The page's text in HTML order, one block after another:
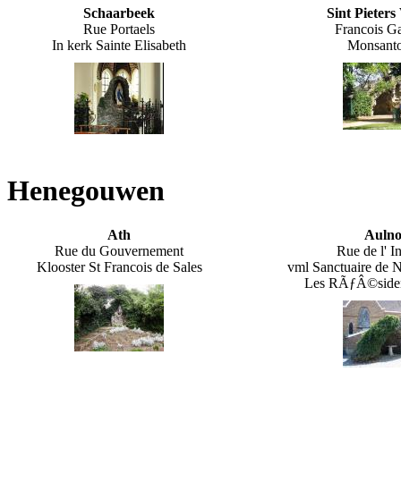
Schaarbeek
Rue Portaels
In kerk Sainte Elisabeth
Sint Pieters
Francois
Henegouwen
Ath
Rue du Gouvernement
Klooster St Francois de Sales
Rue de l'
vml Sanctuaire de
Les